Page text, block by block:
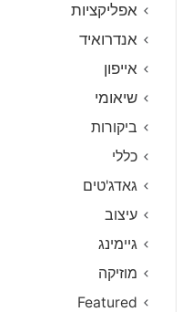
אפליקציות
אנדרואיד
אייפון
שיאומי
ביקורות
כללי
גאדג'טים
עיצוב
גיימינג
מוזיקה
Featured